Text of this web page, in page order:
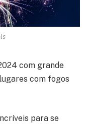
com grande
com fogos
para se